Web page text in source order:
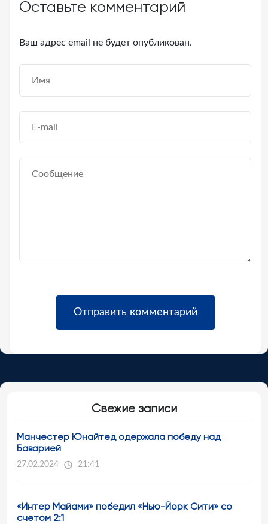
Оставьте комментарий
Ваш адрес email не будет опубликован.
Свежие записи
Манчестер Юнайтед одержала победу над
Баварией
27.02.2024 21:41
«Интер Майами» победил «Нью-Йорк Сити» со
счетом 2:1